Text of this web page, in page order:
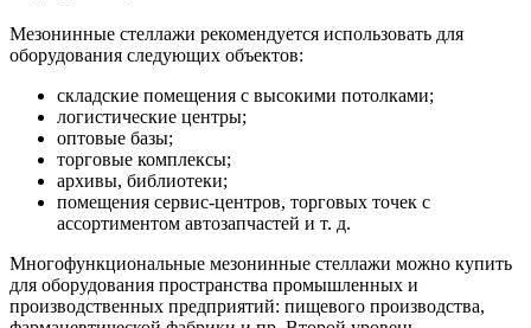
Мезонинные стеллажи рекомендуется использовать для
оборудования следующих объектов:
складские помещения с высокими потолками;
логистические центры;
оптовые базы;
торговые комплексы;
архивы, библиотеки;
помещения сервис-центров, торговых точек с
ассортиментом автозапчастей и т. д.
Многофункциональные мезонинные стеллажи можно купить
для оборудования пространства промышленных и
производственных предприятий: пищевого производства,